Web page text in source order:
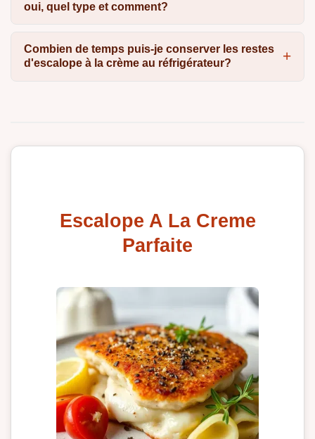
oui, quel type et comment?
Combien de temps puis-je conserver les restes
d'escalope à la crème au réfrigérateur?
Escalope A La Creme
Parfaite